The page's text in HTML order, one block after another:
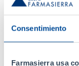
Consentimiento
Farmasierra usa
sistema
las defensas del